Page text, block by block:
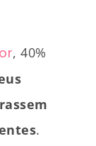
, 40%
.